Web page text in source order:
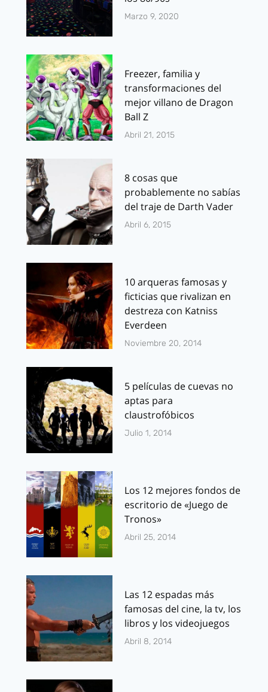
Marzo 9, 2020
Freezer, familia y
transformaciones del
mejor villano de Dragon
Ball Z
Abril 21, 2015
8 cosas que
probablemente no sabías
del traje de Darth Vader
Abril 6, 2015
10 arqueras famosas y
ficticias que rivalizan en
destreza con Katniss
Everdeen
Noviembre 20, 2014
5 películas de cuevas no
aptas para
claustrofóbicos
Julio 1, 2014
Los 12 mejores fondos de
escritorio de «Juego de
Tronos»
Abril 25, 2014
Las 12 espadas más
famosas del cine, la tv, los
libros y los videojuegos
Abril 8, 2014